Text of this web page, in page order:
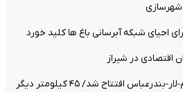
احیای شبکه آبرسانی باغ ها کلید خورد
۱۱.۵ کیلومتر از بزرگراه جهرم-لار-بندرعباس افتتاح شد/ ۴۵ کیلومتر دیگر